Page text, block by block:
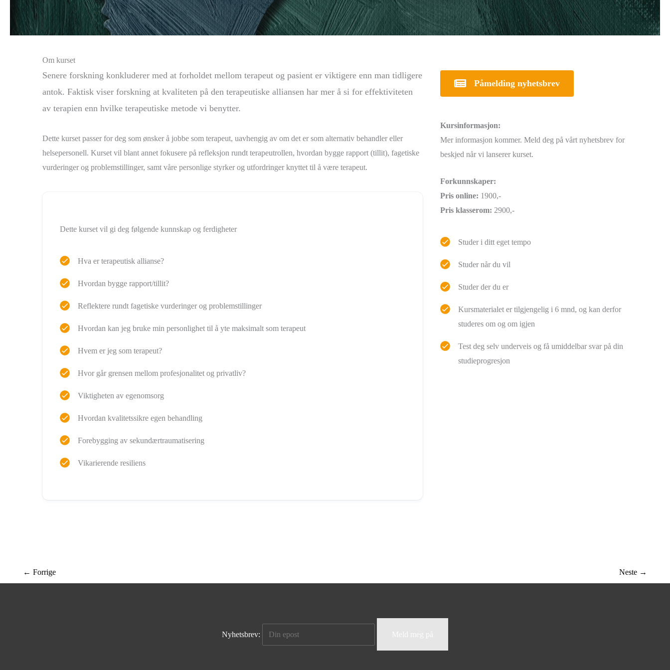
Om kurset
Senere forskning konkluderer med at forholdet mellom terapeut og pasient er viktigere enn man tidligere
antok. Faktisk viser forskning at kvaliteten på den terapeutiske alliansen har mer å si for effektiviteten
av terapien enn hvilke terapeutiske metode vi benytter.
Dette kurset passer for deg som ønsker å jobbe som terapeut, uavhengig av om det er som alternativ behandler eller
helsepersonell. Kurset vil blant annet fokusere på refleksjon rundt terapeutrollen, hvordan bygge rapport (tillit), fagetiske
vurderinger og problemstillinger, samt våre personlige styrker og utfordringer knyttet til å være terapeut.
Dette kurset vil gi deg følgende kunnskap og ferdigheter
Hva er terapeutisk allianse?
Hvordan bygge rapport/tillit?
Reflektere rundt fagetiske vurderinger og problemstillinger
Hvordan kan jeg bruke min personlighet til å yte maksimalt som terapeut
Hvem er jeg som terapeut?
Hvor går grensen mellom profesjonalitet og privatliv?
Viktigheten av egenomsorg
Hvordan kvalitetssikre egen behandling
Forebygging av sekundærtraumatisering
Vikarierende resiliens
Påmelding nyhetsbrev
Kursinformasjon:
Mer informasjon kommer. Meld deg på vårt nyhetsbrev for
beskjed når vi lanserer kurset.
Forkunnskaper:
Pris online: 1900,-
Pris klasserom: 2900,-
Studer i ditt eget tempo
Studer når du vil
Studer der du er
Kursmaterialet er tilgjengelig i 6 mnd, og kan derfor
studeres om og om igjen
Test deg selv underveis og få umiddelbar svar på din
studieprogresjon
← Forrige Neste →
Nyhetsbrev: